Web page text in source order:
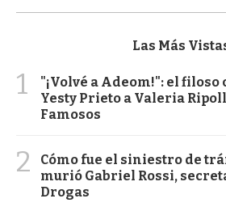
Las Más
1
"¡Volvé a Adeom!": el
Yesty Prieto a Valeria
Famosos
2
Cómo fue el siniestro de
murió Gabriel Rossi,
Drogas